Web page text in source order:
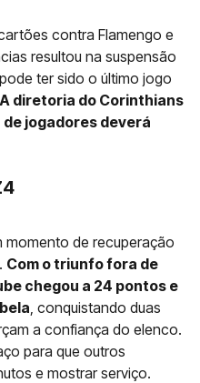
contra Flamengo e
resultou na suspensão
ter sido o último jogo
A diretoria do Corinthians
jogadores deverá
momento de recuperação
Com o triunfo fora de
chegou a 24 pontos e
, conquistando duas
a confiança do elenco.
para que outros
e mostrar serviço.